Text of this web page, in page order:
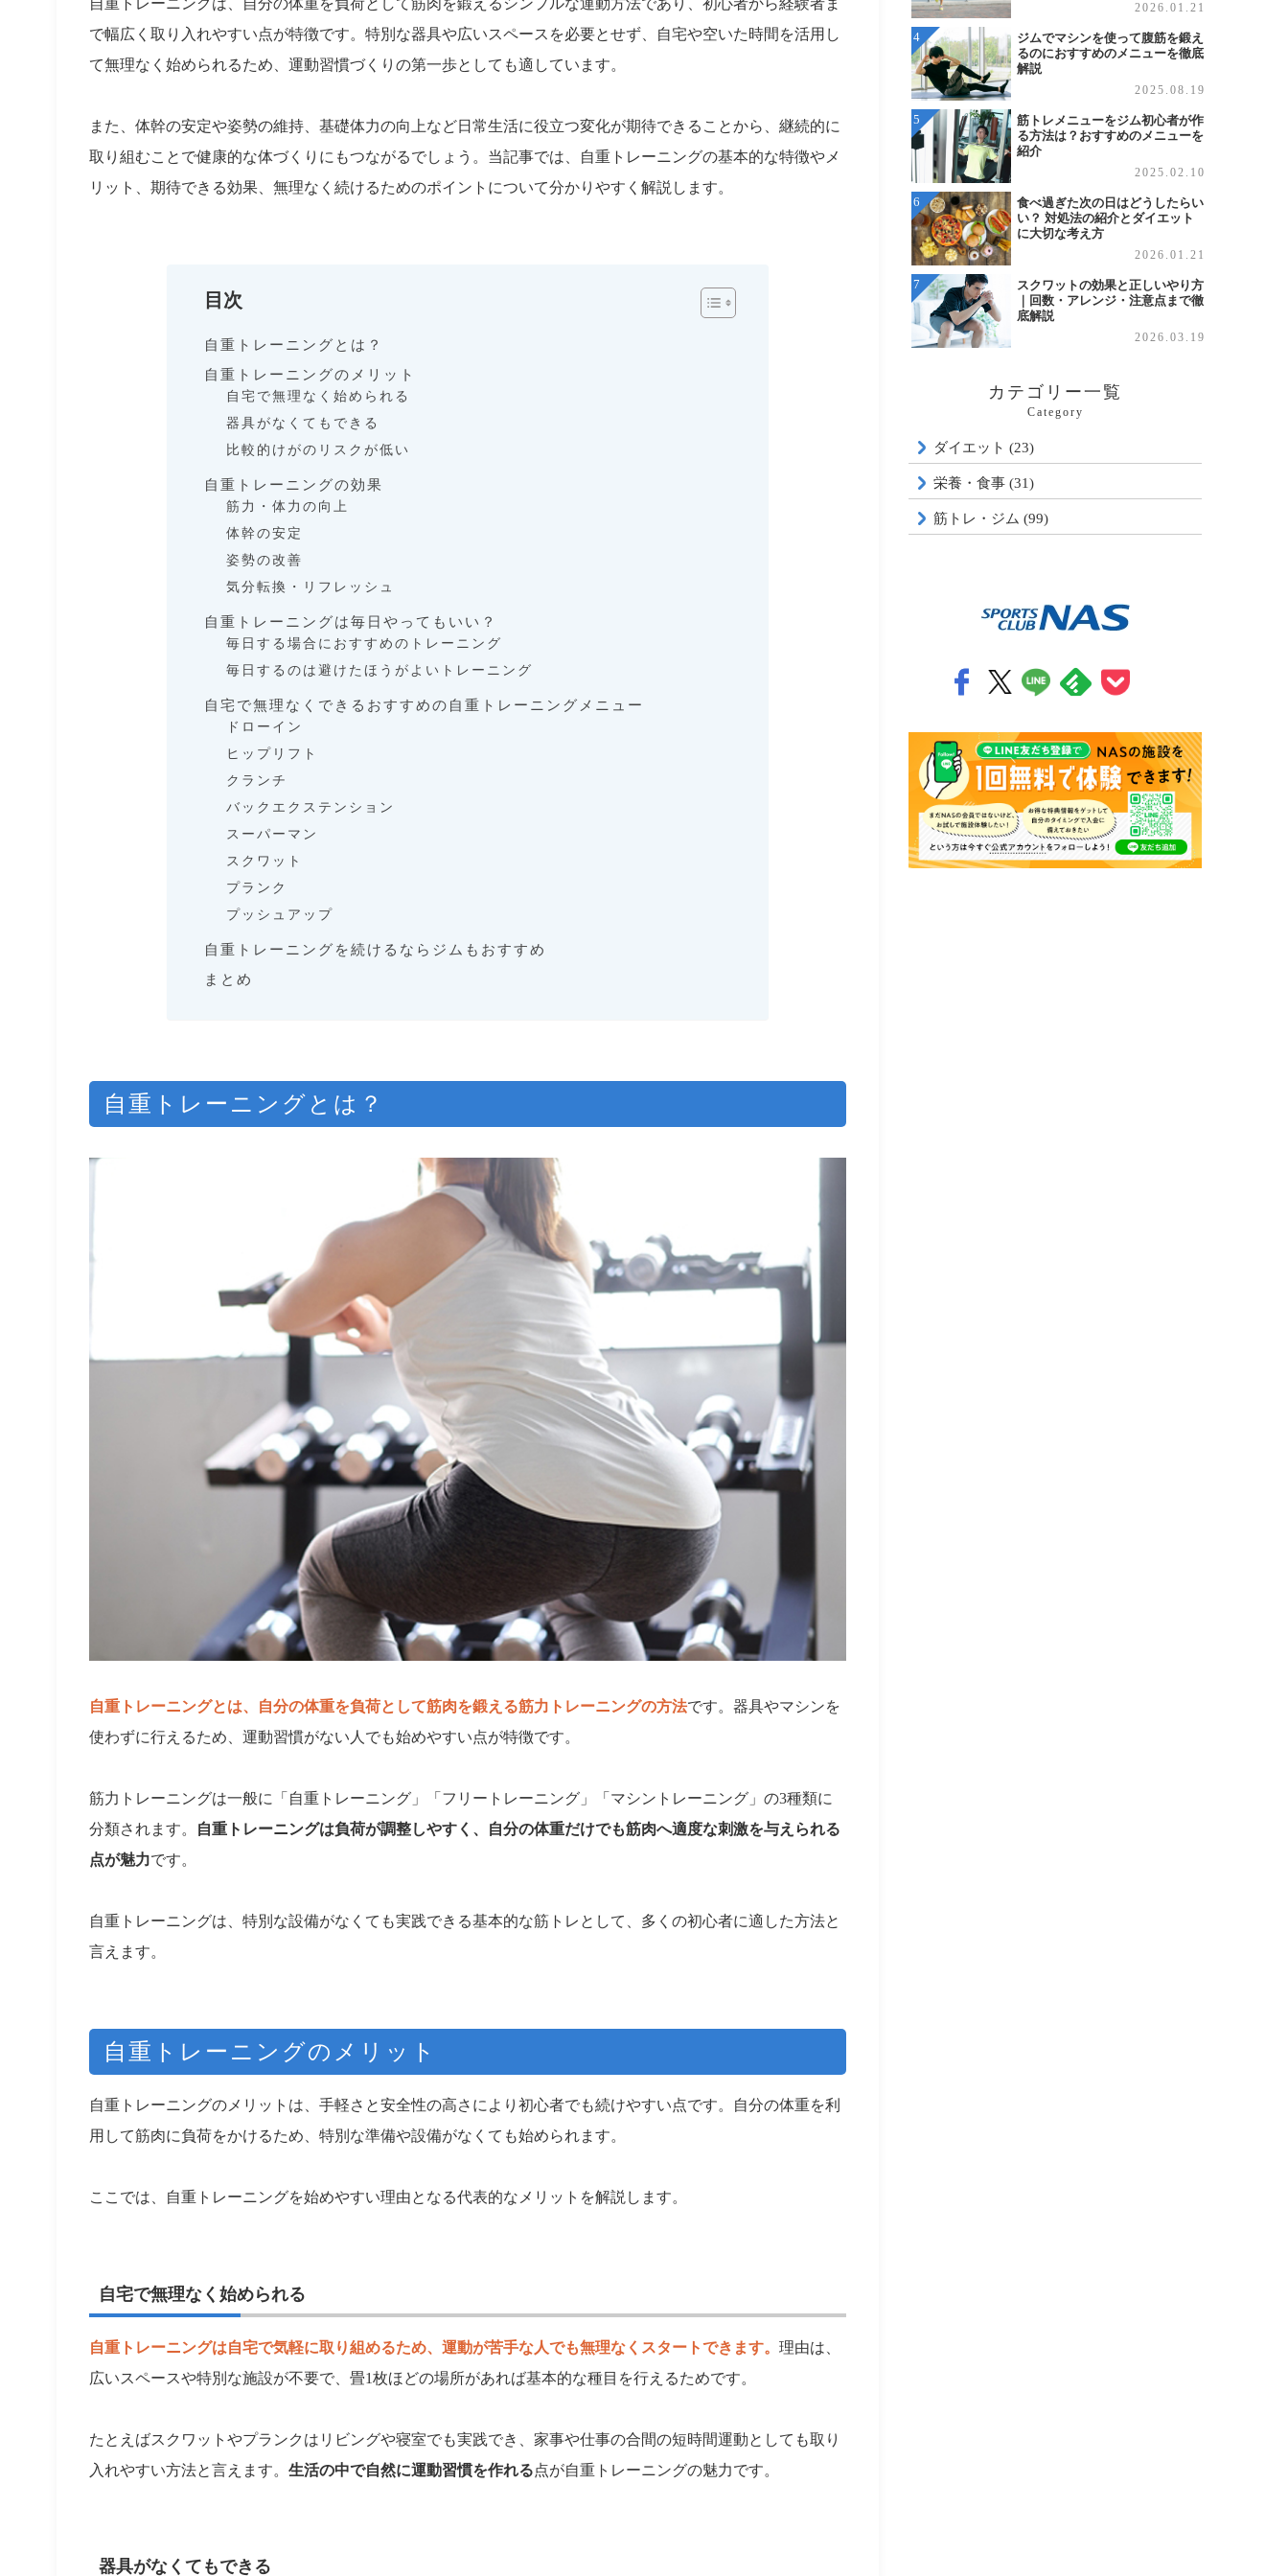
自重トレーニングは、自分の体重を負荷として筋肉を鍛えるシンプルな運動方法であり、初心者から経験者ま
で幅広く取り入れやすい点が特徴です。特別な器具や広いスペースを必要とせず、自宅や空いた時間を活用し
て無理なく始められるため、運動習慣づくりの第一歩としても適しています。
また、体幹の安定や姿勢の維持、基礎体力の向上など日常生活に役立つ変化が期待できることから、継続的に
取り組むことで健康的な体づくりにもつながるでしょう。当記事では、自重トレーニングの基本的な特徴やメ
リット、期待できる効果、無理なく続けるためのポイントについて分かりやすく解説します。
目次
自重トレーニングとは？
自重トレーニングのメリット
自宅で無理なく始められる
器具がなくてもできる
比較的けがのリスクが低い
自重トレーニングの効果
筋力・体力の向上
体幹の安定
姿勢の改善
気分転換・リフレッシュ
自重トレーニングは毎日やってもいい？
毎日する場合におすすめのトレーニング
毎日するのは避けたほうがよいトレーニング
自宅で無理なくできるおすすめの自重トレーニングメニュー
ドローイン
ヒップリフト
クランチ
バックエクステンション
スーパーマン
スクワット
プランク
プッシュアップ
自重トレーニングを続けるならジムもおすすめ
まとめ
自重トレーニングとは？
自重トレーニングとは、自分の体重を負荷として筋肉を鍛える筋力トレーニングの方法です。器具やマシンを
使わずに行えるため、運動習慣がない人でも始めやすい点が特徴です。
筋力トレーニングは一般に「自重トレーニング」「フリートレーニング」「マシントレーニング」の3種類に
分類されます。
自重トレーニングは負荷が調整しやすく、自分の体重だけでも筋肉へ適度な刺激を与えられる
点が魅力です。
自重トレーニングは、特別な設備がなくても実践できる基本的な筋トレとして、多くの初心者に適した方法と
言えます。
自重トレーニングのメリット
自重トレーニングのメリットは、手軽さと安全性の高さにより初心者でも続けやすい点です。自分の体重を利
用して筋肉に負荷をかけるため、特別な準備や設備がなくても始められます。
ここでは、自重トレーニングを始めやすい理由となる代表的なメリットを解説します。
自宅で無理なく始められる
自重トレーニングは自宅で気軽に取り組めるため、運動が苦手な人でも無理なくスタートできます。理由は、
広いスペースや特別な施設が不要で、畳1枚ほどの場所があれば基本的な種目を行えるためです。
たとえばスクワットやプランクはリビングや寝室でも実践でき、家事や仕事の合間の短時間運動としても取り
入れやすい方法と言えます。生活の中で自然に運動習慣を作れる点が自重トレーニングの魅力です。
器具がなくてもできる
2026.01.21
ジムでマシンを使って腹筋を鍛え
るのにおすすめのメニューを徹底
解説
2025.08.19
筋トレメニューをジム初心者が作
る方法は？おすすめのメニューを
紹介
2025.02.10
食べ過ぎた次の日はどうしたらい
い？ 対処法の紹介とダイエット
に大切な考え方
2026.01.21
スクワットの効果と正しいやり方
｜回数・アレンジ・注意点まで徹
底解説
2026.03.19
カテゴリー一覧
Category
ダイエット (23)
栄養・食事 (31)
筋トレ・ジム (99)